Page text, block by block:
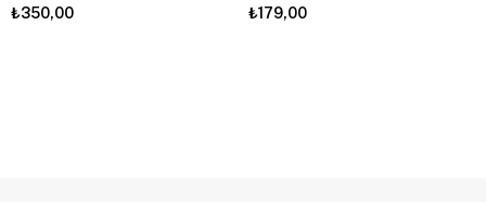
₺350,00 ₺179,00